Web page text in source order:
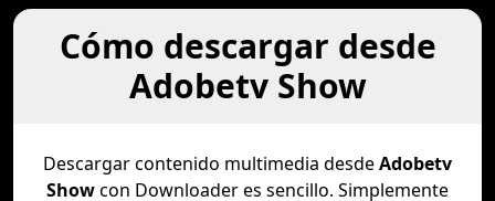
Cómo descargar desde
Adobetv Show
Descargar contenido multimedia desdeAdobetv
Showcon Downloader es sencillo. Simplemente